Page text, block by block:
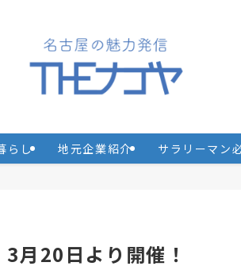
らし 地元企業紹介 サラリーマン
月20日より開催！